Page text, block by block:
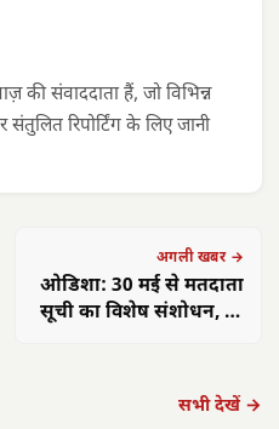
की संवाददाता हैं, जो विभिन्न
रिपोर्टिंग के लिए जानी
अगली खबर →
ओडिशा: 30 मई से मतदाता
सूची का विशेष संशोधन, हर
सभी देखें →